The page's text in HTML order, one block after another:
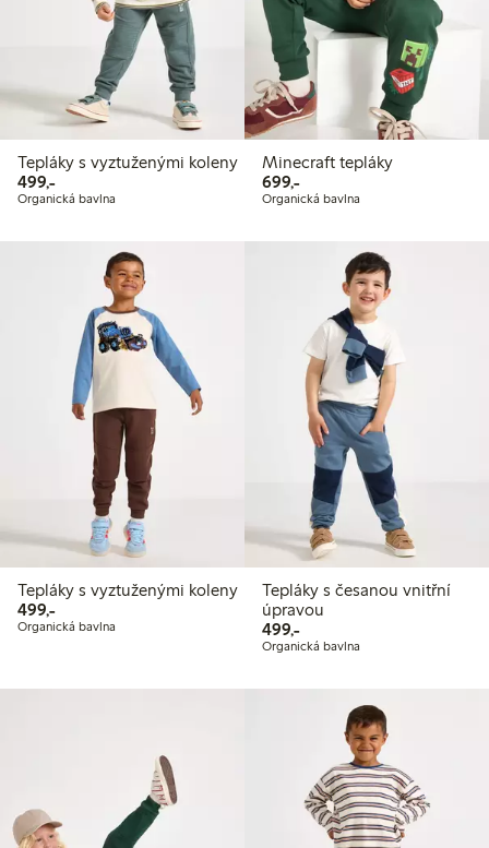
Tepláky s vyztuženými koleny
499,-499,00 Kč
Organická bavlna
Minecraft tepláky
699,-699,00 Kč
Organická bavlna
Tepláky s vyztuženými koleny
499,-499,00 Kč
Organická bavlna
Tepláky s česanou vnitřní
úpravou
499,-499,00 Kč
Organická bavlna